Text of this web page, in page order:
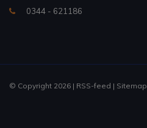
0344 - 621186
© Copyright 2026 | RSS-feed | Sitemap